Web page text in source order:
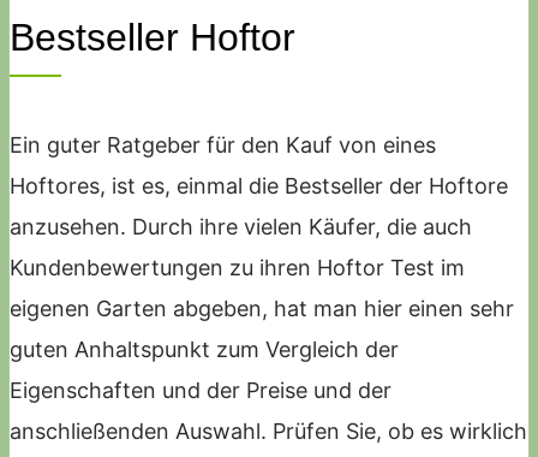
Bestseller Hoftor
Ein guter Ratgeber für den Kauf von eines
Hoftores, ist es, einmal die Bestseller der Hoftore
anzusehen. Durch ihre vielen Käufer, die auch
Kundenbewertungen zu ihren Hoftor Test im
eigenen Garten abgeben, hat man hier einen sehr
guten Anhaltspunkt zum Vergleich der
Eigenschaften und der Preise und der
anschließenden Auswahl. Prüfen Sie, ob es wirklich